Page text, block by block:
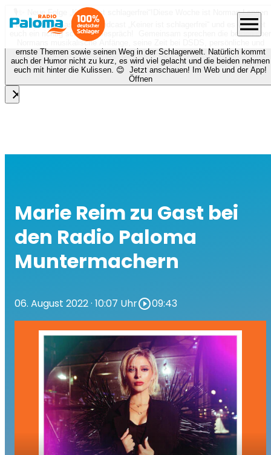
🎙️✨ Neue Folge „Keiner ist schlagerfrei“!
Diese Woche ist Norman Langen
bei Nora zu Gast beim Podcast „Keiner ist schlagerfrei“ und es erwartet
euch ein richtig schönes Gespräch! Gemeinsam sprechen die beiden über
Normans musikalische Anfänge, seine Zeit bei DSDS, persönliche und
ernste Themen sowie seinen Weg in der Schlagerwelt. Natürlich kommt
auch der Humor nicht zu kurz, es wird viel gelacht und die beiden nehmen
euch mit hinter die Kulissen. 😊 Jetzt anschauen! Im Web und der App!
Öffnen
close
menu
Marie Reim zu Gast bei
den Radio Paloma
Muntermachern
06. August 2022· 10:07 Uhrplay_circle_outline09:43